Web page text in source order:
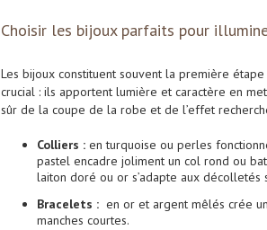
Choisir les bijoux parfaits pour
Les bijoux constituent souvent la première
crucial : ils apportent lumière et caractère en
sûr de la coupe de la robe et de l’effet
Colliers : en turquoise ou perles
pastel encadre joliment un col rond ou
laiton doré ou or s’adapte aux décolletés
Bracelets : en or et argent mêlés crée
manches courtes.